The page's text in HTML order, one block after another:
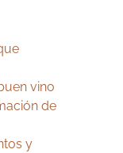
vino
de
y